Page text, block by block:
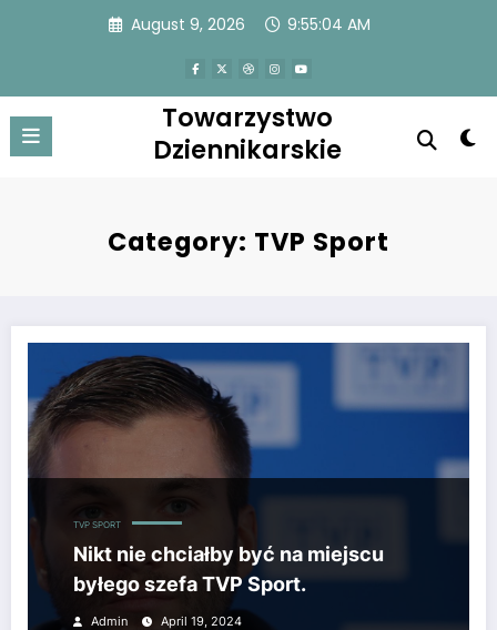
August 9, 2026 9:55:05 AM
Towarzystwo
Dziennikarskie
Category: TVP Sport
Nikt nie chciałby być na miejscu byłego szefa TVP Sport.
TVP SPORT
Nikt nie chciałby być na miejscu
byłego szefa TVP Sport.
Admin April 19, 2024